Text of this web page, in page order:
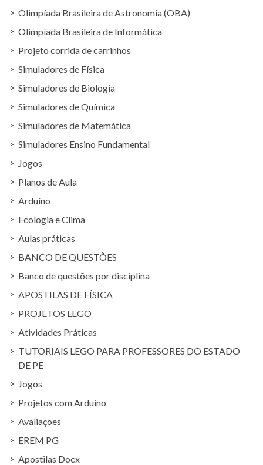
Olimpíada Brasileira de Astronomia (OBA)
Olimpíada Brasileira de Informática
Projeto corrida de carrinhos
Simuladores de Física
Simuladores de Biologia
Simuladores de Química
Simuladores de Matemática
Simuladores Ensino Fundamental
Jogos
Planos de Aula
Arduíno
Ecologia e Clima
Aulas práticas
BANCO DE QUESTÕES
Banco de questões por disciplina
APOSTILAS DE FÍSICA
PROJETOS LEGO
Atividades Práticas
TUTORIAIS LEGO PARA PROFESSORES DO ESTADO
DE PE
Jogos
Projetos com Arduino
Avaliações
EREM PG
Apostilas Docx